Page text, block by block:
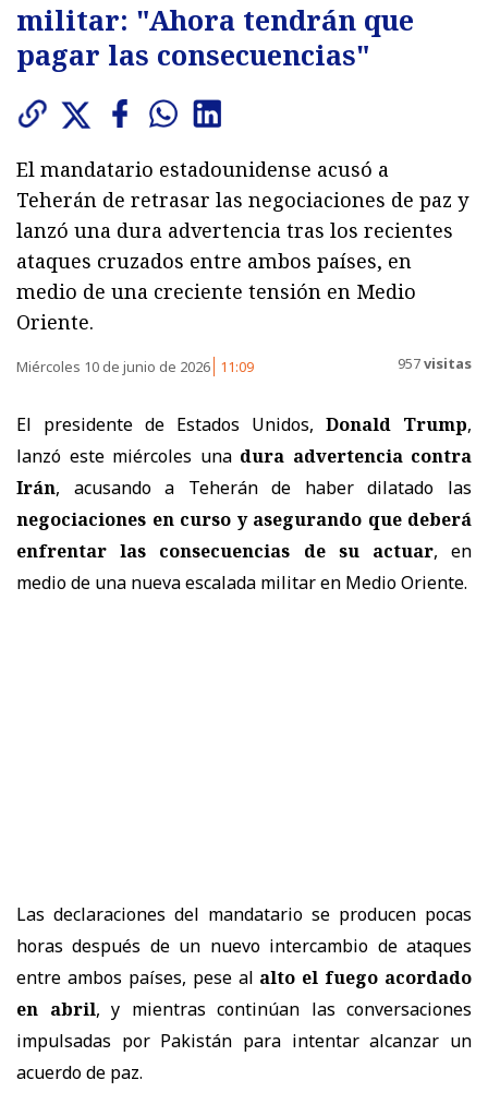
militar: "Ahora tendrán que
pagar las consecuencias"
El mandatario estadounidense acusó a
Teherán de retrasar las negociaciones de paz y
lanzó una dura advertencia tras los recientes
ataques cruzados entre ambos países, en
medio de una creciente tensión en Medio
Oriente.
Miércoles 10 de junio de 2026 11:09 957visitas
El presidente de Estados Unidos, Donald Trump,
lanzó este miércoles unadura advertencia contra
Irán, acusando a Teherán de haber dilatado las
negociaciones en curso y asegurando que deberá
enfrentar las consecuencias de su actuar, en
medio de una nueva escalada militar en Medio Oriente.
Las declaraciones del mandatario se producen pocas
horas después de un nuevo intercambio de ataques
entre ambos países, pese al alto el fuego acordado
en abril, y mientras continúan las conversaciones
impulsadas por Pakistán para intentar alcanzar un
acuerdo de paz.